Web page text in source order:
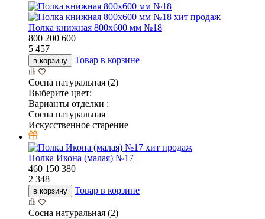
хит продаж
Полка книжная 800х600 мм №18
800 200 600
5 457
в корзину Товар в корзине
Сосна натуральная (2)
Выберите цвет:
Варианты отделки :
Сосна натуральная
Искусственное старение
хит продаж
Полка Икона (малая) №17
460 150 380
2 348
в корзину Товар в корзине
Сосна натуральная (2)